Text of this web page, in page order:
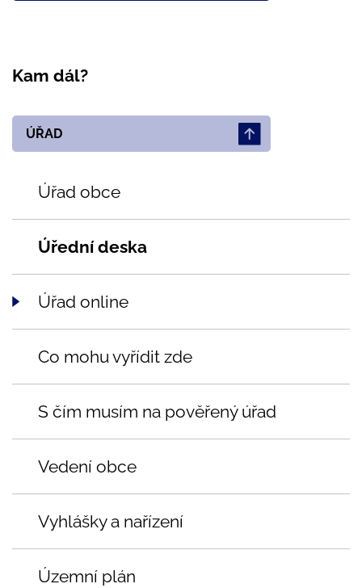
Kam dál?
ÚŘAD
Úřad obce
Úřední deska
Úřad online
Co mohu vyřídit zde
S čím musím na pověřený úřad
Vedení obce
Vyhlášky a nařízení
Územní plán